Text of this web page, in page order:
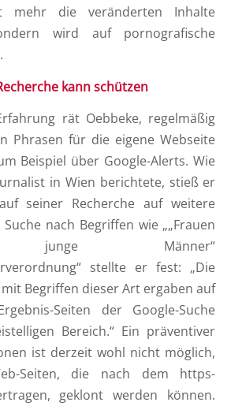
mehr die veränderten Inhalte
wird auf pornografische
kann schützen
rät Oebbeke, regelmäßig
Phrasen für die eigene Webseite
Beispiel über Google-Alerts. Wie
in Wien berichtete, stieß er
seiner Recherche auf weitere
nach Begriffen wie „„Frauen
junge Männer“
stellte er fest: „Die
mit Begriffen dieser Art ergaben auf
Seiten der Google-Suche
Bereich.“ Ein präventiver
ist derzeit wohl nicht möglich,
Seiten, die nach dem https-
geklont werden können.